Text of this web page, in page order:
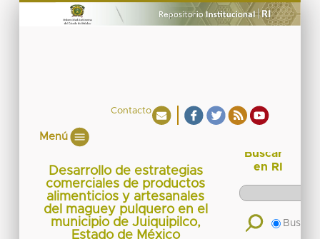
Contacto
Menú
Desarrollo de estrategias
comerciales de productos
alimenticios y artesanales
del maguey pulquero en el
municipio de Juiquipilco,
Estado de México
Buscar
en RI
Buscar